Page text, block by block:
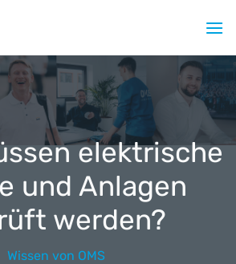
elektrische
und Anlagen
werden?
Wissen von OMS